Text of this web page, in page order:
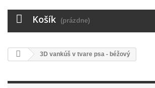
Košík (prázdne)
3D vankúš v tvare psa - béžový